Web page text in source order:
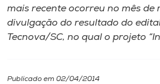
Diplomados
mais recente ocorreu no mês de
divulgação do resultado do
Tecnova/SC, no qual o projeto
Publicado em 02/04/2014